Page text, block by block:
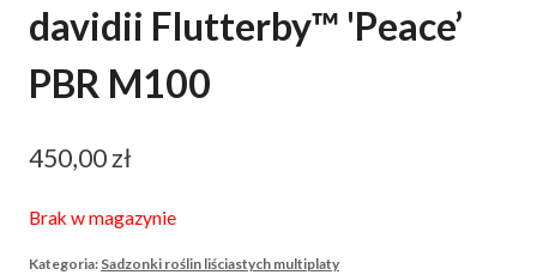
davidii Flutterby™ 'Peace’
PBR M100
450,00zł
Brak w magazynie
Kategoria: Sadzonki roślin liściastych multiplaty